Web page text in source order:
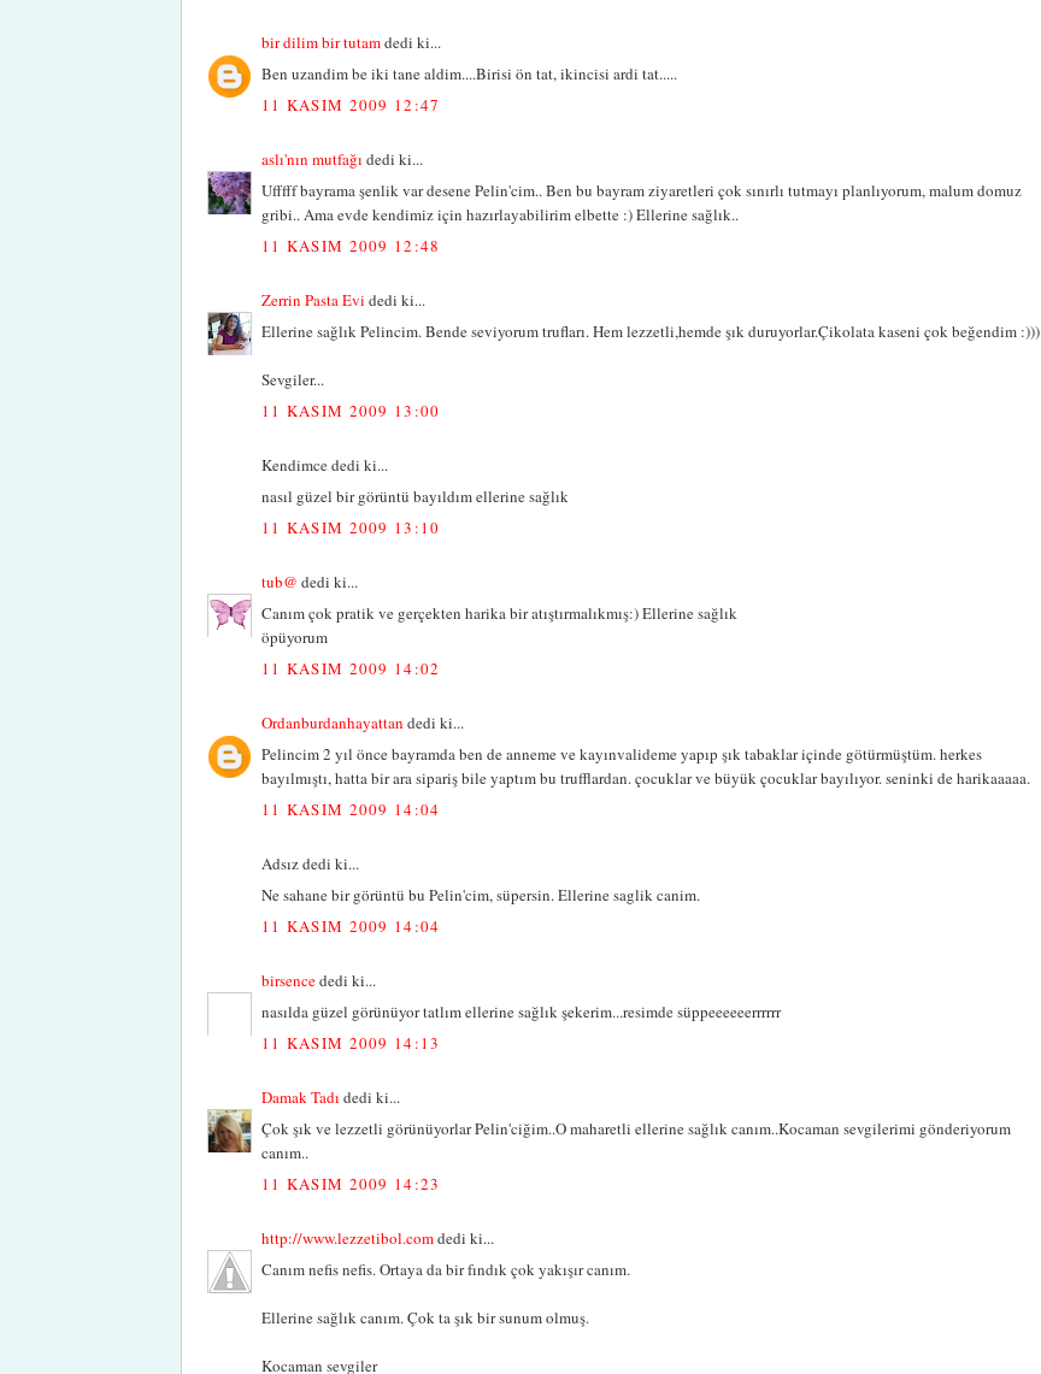
bir dilim bir tutamdedi ki...
Ben uzandim be iki tane aldim....Birisi ön tat, ikincisi ardi tat.....
11 KASIM 2009 12:47
aslı'nın mutfağı dedi ki...
Ufffff bayrama şenlik var desene Pelin'cim.. Ben bu bayram ziyaretleri çok sınırlı tutmayı planlıyorum, malum domuz
gribi.. Ama evde kendimiz için hazırlayabilirim elbette :) Ellerine sağlık..
11 KASIM 2009 12:48
Zerrin Pasta Evi dedi ki...
Ellerine sağlık Pelincim. Bende seviyorum trufları. Hem lezzetli,hemde şık duruyorlar.Çikolata kaseni çok beğendim :)))
Sevgiler...
11 KASIM 2009 13:00
Kendimce dedi ki...
nasıl güzel bir görüntü bayıldım ellerine sağlık
11 KASIM 2009 13:10
tub@ dedi ki...
Canım çok pratik ve gerçekten harika bir atıştırmalıkmış:) Ellerine sağlık
öpüyorum
11 KASIM 2009 14:02
Ordanburdanhayattan dedi ki...
Pelincim 2 yıl önce bayramda ben de anneme ve kayınvalideme yapıp şık tabaklar içinde götürmüştüm. herkes
bayılmıştı, hatta bir ara sipariş bile yaptım bu trufflardan. çocuklar ve büyük çocuklar bayılıyor. seninki de harikaaaaa.
11 KASIM 2009 14:04
Adsız dedi ki...
Ne sahane bir görüntü bu Pelin'cim, süpersin. Ellerine saglik canim.
11 KASIM 2009 14:04
birsencededi ki...
nasılda güzel görünüyor tatlım ellerine sağlık şekerim...resimde süppeeeeeerrrrrr
11 KASIM 2009 14:13
Damak Tadı dedi ki...
Çok şık ve lezzetli görünüyorlar Pelin'ciğim..O maharetli ellerine sağlık canım..Kocaman sevgilerimi gönderiyorum
canım..
11 KASIM 2009 14:23
http://www.lezzetibol.comdedi ki...
Canım nefis nefis. Ortaya da bir fındık çok yakışır canım.
Ellerine sağlık canım. Çok ta şık bir sunum olmuş.
Kocaman sevgiler